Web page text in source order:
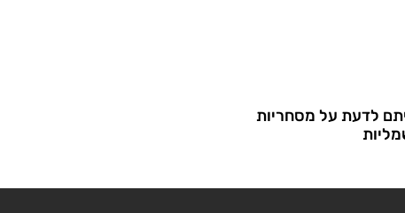
לדעת על מסחריות